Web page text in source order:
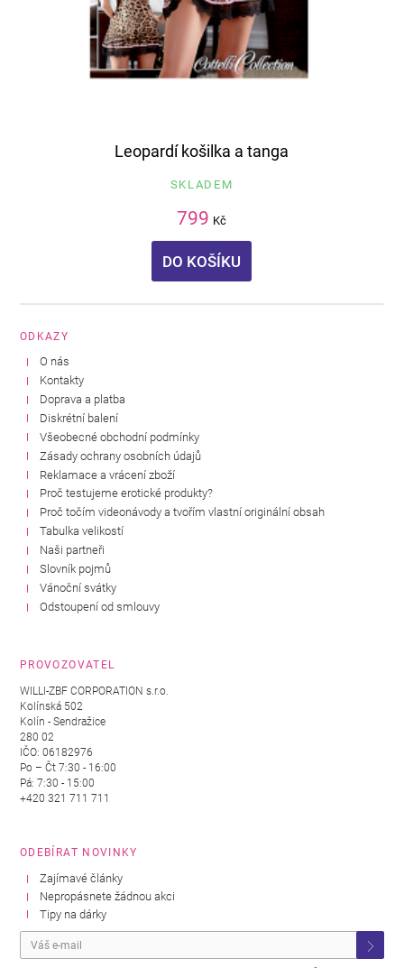
Leopardí košilka a tanga
SKLADEM
799 Kč
DO KOŠÍKU
ODKAZY
O nás
Kontakty
Doprava a platba
Diskrétní balení
Všeobecné obchodní podmínky
Zásady ochrany osobních údajů
Reklamace a vrácení zboží
Proč testujeme erotické produkty?
Proč točím videonávody a tvořím vlastní originální obsah
Tabulka velikostí
Naši partneři
Slovník pojmů
Vánoční svátky
Odstoupení od smlouvy
PROVOZOVATEL
WILLI-ZBF CORPORATION s.r.o.
Kolínská 502
Kolín - Sendražice
280 02
IČO: 06182976
Po – Čt 7:30 - 16:00
Pá: 7:30 - 15:00
+420 321 711 711
ODEBÍRAT NOVINKY
Zajímavé články
Nepropásnete žádnou akci
Tipy na dárky